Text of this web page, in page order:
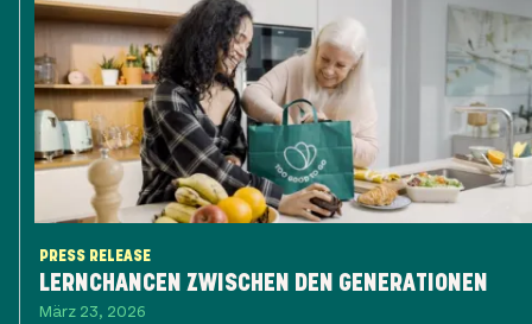
PRESS RELEASE
LERNCHANCEN ZWISCHEN DEN GENERATIONEN
März 23, 2026